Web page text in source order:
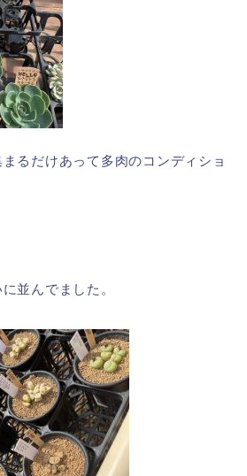
るだけあって多肉のコンディショ
並んでました。